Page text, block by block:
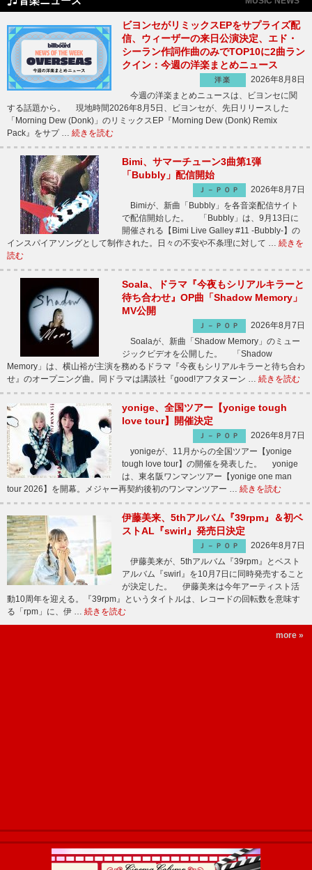
ビヨンセがリミックスEPをサプライズ配
信、ウィーザーの来日公演決定、エド・
シーラン作詞作曲のみでTOP10に2曲ラン
クイン：今週の洋楽まとめニュース
洋楽
2026年8月8日
今週の洋楽まとめニュースは、ビヨンセに関
する話題から。 現地時間2026年8月5日、ビヨンセが、先日リリースした
「Morning Dew (Donk)」のリミックスEP『Morning Dew (Donk) Remix
Pack』をサプ … 続きを読む
Bimi、サマーチューン3曲第1弾
「Bubbly」配信開始
Ｊ－ＰＯＰ
2026年8月7日
Bimiが、新曲「Bubbly」を各音楽配信サイト
で配信開始した。 「Bubbly」は、9月13日に
開催される【Bimi Live Galley #11 -Bubbly-】の
インスパイアソングとして制作された。日々の不安や不条理に対して … 続きを
読む
Soala、ドラマ『今夜もシリアルキラーと
待ち合わせ』OP曲「Shadow Memory」
MV公開
Ｊ－ＰＯＰ
2026年8月7日
Soalaが、新曲「Shadow Memory」のミュー
ジックビデオを公開した。 「Shadow
Memory」は、横山裕が主演を務めるドラマ『今夜もシリアルキラーと待ち合わ
せ』のオープニング曲。同ドラマは講談社『good!アフタヌーン … 続きを読む
yonige、全国ツアー【yonige tough
love tour】開催決定
Ｊ－ＰＯＰ
2026年8月7日
yonigeが、11月からの全国ツアー【yonige
tough love tour】の開催を発表した。 yonige
は、東名阪ワンマンツアー【yonige one man
tour 2026】を開幕。メジャー再契約後初のワンマンツアー … 続きを読む
伊藤美来、5thアルバム『39rpm』＆初ベ
ストAL『swirl』発売日決定
Ｊ－ＰＯＰ
2026年8月7日
伊藤美来が、5thアルバム『39rpm』とベスト
アルバム『swirl』を10月7日に同時発売すること
が決定した。 伊藤美来は今年アーティスト活
動10周年を迎える。『39rpm』というタイトルは、レコードの回転数を意味す
る「rpm」に、伊 … 続きを読む
more »